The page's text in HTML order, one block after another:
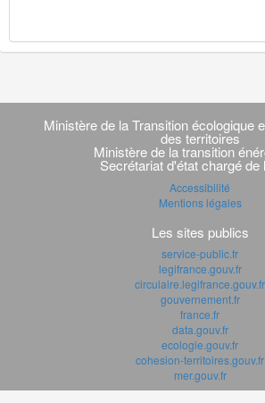
Navigation
transverse
Ministère de la Transition écologique
des territoires
Ministère de la transition
Secrétariat d'état chargé de
Accessibilité
Mentions légales
Les sites publics
service-public.fr
legifrance.gouv.fr
circulaire.legifrance.gouv.fr
gouvernement.fr
france.fr
data.gouv.fr
ecologie.gouv.fr
cohesion-territoires.gouv.fr
mer.gouv.fr